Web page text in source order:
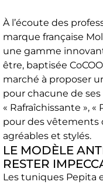
À l’écoute des
marque française
une gamme
être, baptisée
marché à proposer
pour chacune de ses
« Rafraîchissante », «
pour des vêtements
agréables et stylés.
LE MODÈLE
RESTER
Les tuniques Pepita